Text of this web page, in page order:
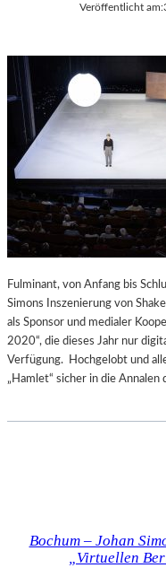
Veröffentlicht am:
Fulminant, von Anfang bis
Simons Inszenierung von
als Sponsor und medialer
2020“, die dieses Jahr nur
Verfügung. Hochgelobt und
„Hamlet“ sicher in die
Bochum – Johan
„Virtuellen